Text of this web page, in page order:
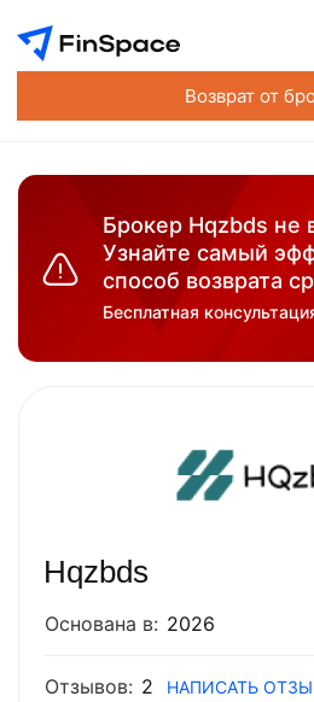
Возврат от
Брокер Hqzbds не
Узнайте самый
способ возврата
Бесплатная
Hqzbds
Основана в: 2026
Отзывов: 2 НАПИСАТЬ